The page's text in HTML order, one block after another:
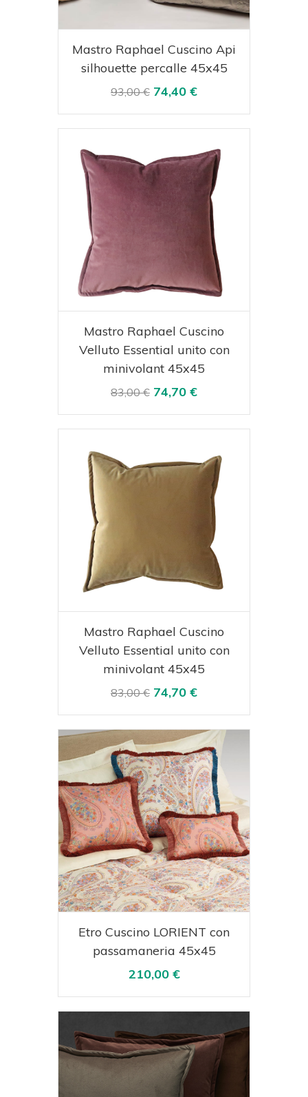
Acquista Visualizza
Mastro Raphael Cuscino Api
silhouette percalle 45x45
93,00 € 74,40 €
Acquista Visualizza
Mastro Raphael Cuscino
Velluto Essential unito con
minivolant 45x45
83,00 € 74,70 €
Acquista Visualizza
Mastro Raphael Cuscino
Velluto Essential unito con
minivolant 45x45
83,00 € 74,70 €
Acquista Visualizza
Etro Cuscino LORIENT con
passamaneria 45x45
210,00 €